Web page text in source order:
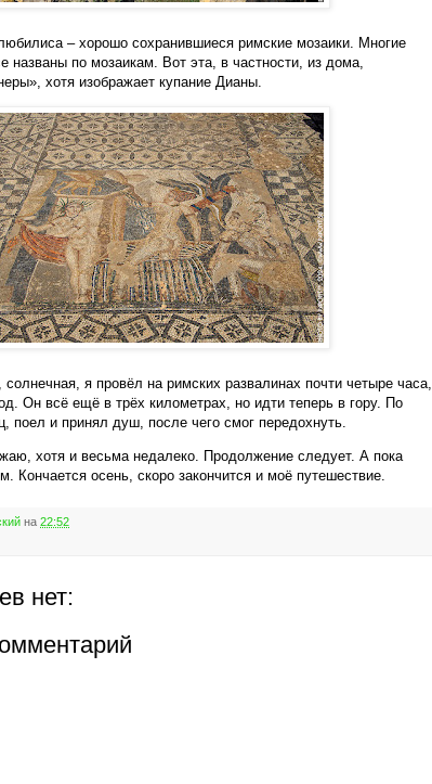
– хорошо сохранившиеся римские мозаики. Многие
названы по мозаикам. Вот эта, в частности, из дома,
хотя изображает купание Дианы.
я провёл на римских развалинах почти четыре часа,
Он всё ещё в трёх километрах, но идти теперь в гору. По
поел и принял душ, после чего смог передохнуть.
хотя и весьма недалеко. Продолжение следует. А пока
Кончается осень, скоро закончится и моё путешествие.
на 22:52
нет: